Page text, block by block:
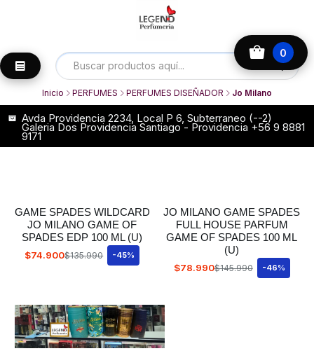
0
Avda Providencia 2234, Local P 6, Subterraneo (--2)
Galeria Dos Providencia Santiago - Providencia +56 9 8881
9171
Inicio PERFUMES PERFUMES DISEÑADOR Jo Milano
GAME SPADES WILDCARD
JO MILANO GAME OF
SPADES EDP 100 ML (U)
$74.900$135.990 -45%
JO MILANO GAME SPADES
FULL HOUSE PARFUM
GAME OF SPADES 100 ML
(U)
$78.990$145.990 -46%